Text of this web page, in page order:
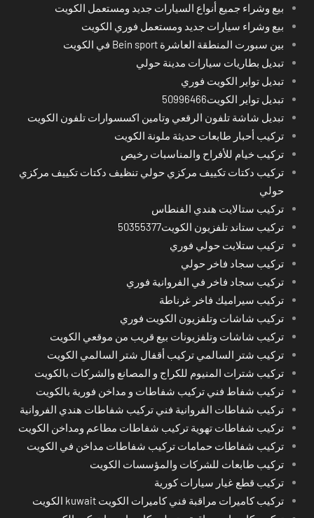
بيع وشراء جميع أنواع السيارات جديد ومستعمل الكويت
بيع وشراء سيارات جديد ومستعمل فوري الكويت
بين سبورت المنطقة العاشرة Bein sport في الكويت
تبديل بطاريات سيارات مدينة حولي
تبديل تواير الكويت فوري
تبديل تواير الكويت50996466
تبديل شاشة تلفون الرقعي وتامين اكسسوارات تلفون الكويت
تركيب أحبار طابعات حديثة ملونة الكويت
تركيب خيام للأفراح والمناسبات رخيص
تركيب دكتات تكييف مركزي حولي تنظيف دكتات تكييف مركزي
حولي
تركيب ستالايت هندي الفنطاس
تركيب ستاند تلفزيون الكويت50355377
تركيب ستلايت حولي فوري
تركيب سجاد فاخر حولي
تركيب سجاد فاخر في الفروانية فوري
تركيب سيراميك فاخر غرناطة
تركيب شاشات وتلفزيون الكويت فوري
تركيب شاشات وتلفزيونات بيع قريب من موقعي الكويت
تركيب شتر السالمي تركيب أقفال شتر السالمي الكويت
تركيب شترات المنيوم للكراج و المصانع والشركات بالكويت
تركيب شفاط فني تركيب شفاطات و مداخن فورية بالكويت
تركيب شفاطات الفروانية فني تركيب شفاطات هندي الفروانية
تركيب شفاطات تهوية تركيب شفاطات مطاعم ومداخن الكويت
تركيب شفاطات حمامات تركيب شفاطات مداخن في الكويت
تركيب طابعات للشركات والمؤسسات الكويت
تركيب قطع غيار سيارات كورية
تركيب كاميرات مراقبة فني كاميرات الكويت kuwait الكويت